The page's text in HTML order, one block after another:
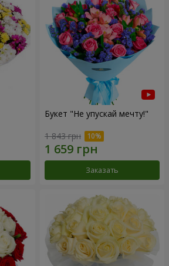
Букет "Не упускай мечту!"
1 843 грн
Заказать